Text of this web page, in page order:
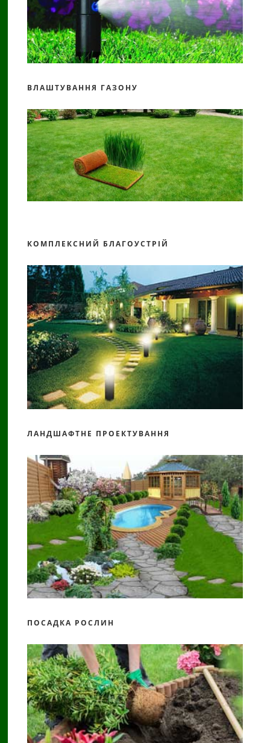
ВЛАШТУВАННЯ ГАЗОНУ
КОМПЛЕКСНИЙ БЛАГОУСТРІЙ
ЛАНДШАФТНЕ ПРОЕКТУВАННЯ
ПОСАДКА РОСЛИН